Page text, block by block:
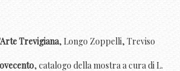
Trevigiana, Longo Zoppelli, Treviso
, catalogo della mostra a cura di L.